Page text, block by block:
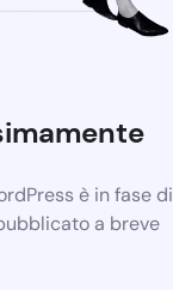
è in fase di
a breve